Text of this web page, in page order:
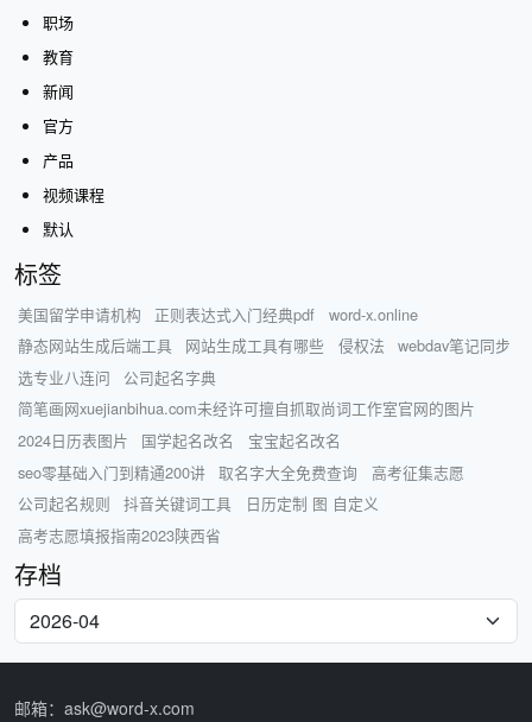
职场
教育
新闻
官方
产品
视频课程
默认
标签
美国留学申请机构 正则表达式入门经典pdf
word-x.online
静态网站生成后端工具
网站生成工具有哪些 侵权法
webdav笔记同步
选专业八连问
公司起名字典
简笔画网xuejianbihua.com未经许可擅自抓取尚词工作室官网的图片
2024日历表图片
国学起名改名
宝宝起名改名
seo零基础入门到精通200讲
取名字大全免费查询
高考征集志愿
公司起名规则
抖音关键词工具
日历定制 图 自定义
高考志愿填报指南2023陕西省
存档
邮箱：ask@word-x.com